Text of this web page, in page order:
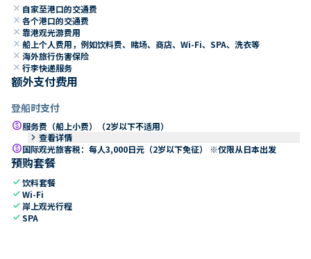
close 自家至港口的交通费
close 各个港口的交通费
close 靠港观光游费用
close 船上个人费用，例如饮料费、赌场、商店、Wi-Fi、SPA、洗衣等
close 海外旅行伤害保险
close 行李快递服务
额外支付费用
登船时支付
paid服务费（船上小费）（2岁以下不适用）
keyboard_arrow_right 查看详情
paid国际观光旅客税：每人3,000日元（2岁以下免征） ※仅限从日本出发
预购套餐
check饮料套餐
checkWi-Fi
check 岸上观光行程
checkSPA